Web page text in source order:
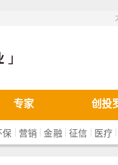
专家 创投
保 | 营销 |金融 |征信 | 医疗 |